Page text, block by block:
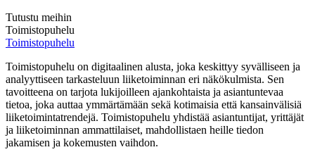
Tutustu meihin
Toimistopuhelu
Toimistopuhelu
Toimistopuhelu on digitaalinen alusta, joka keskittyy syvälliseen ja
analyyttiseen tarkasteluun liiketoiminnan eri näkökulmista. Sen
tavoitteena on tarjota lukijoilleen ajankohtaista ja asiantuntevaa
tietoa, joka auttaa ymmärtämään sekä kotimaisia että kansainvälisiä
liiketoimintatrendejä. Toimistopuhelu yhdistää asiantuntijat, yrittäjät
ja liiketoiminnan ammattilaiset, mahdollistaen heille tiedon
jakamisen ja kokemusten vaihdon.